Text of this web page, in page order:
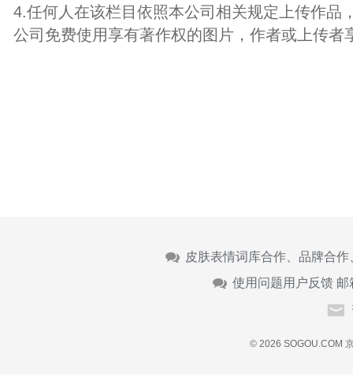
4.任何人在该栏目依照本公司相关规定上传作品
公司免费使用享有著作权的图片，作者或上传者
皮肤表情词库合作、品牌合
使用问题用户反馈 邮
© 2026 SOGOU.COM